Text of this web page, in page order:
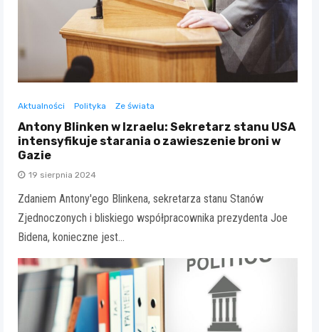
Aktualności Polityka Ze świata
Antony Blinken w Izraelu: Sekretarz stanu USA
intensyfikuje starania o zawieszenie broni w
Gazie
19 sierpnia 2024
Zdaniem Antony'ego Blinkena, sekretarza stanu Stanów
Zjednoczonych i bliskiego współpracownika prezydenta Joe
Bidena, konieczne jest…